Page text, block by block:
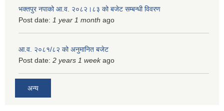
भक्तपुर नपाको आ.व. २०८२।८३ को बजेट सम्बन्धी विवरण
Post date: 1 year 1 month ago
आ.व. २०८१/८२ को अनुमानित बजेट
Post date: 2 years 1 weekago
अन्य